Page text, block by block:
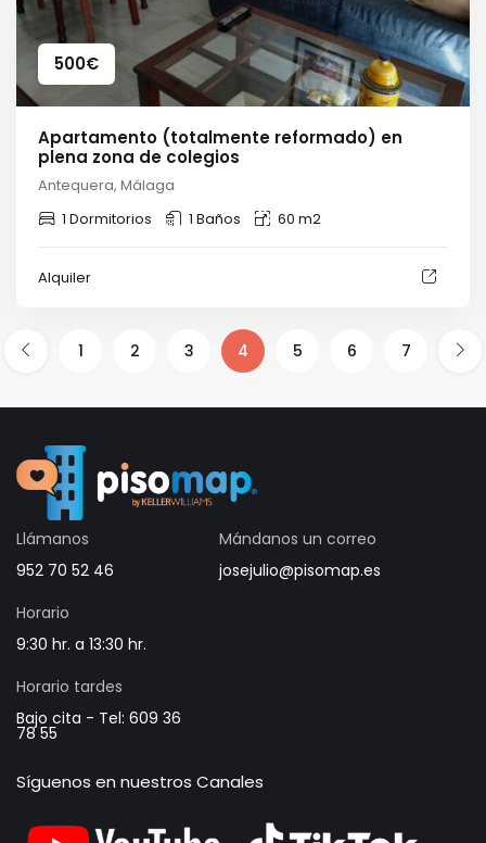
500€
Apartamento (totalmente reformado) en
plena zona de colegios
Antequera, Málaga
1 Dormitorios
1 Baños 60 m2
Alquiler
1 2 3 4 5 6 7
Llámanos
952 70 52 46
Mándanos un correo
josejulio@pisomap.es
Horario
9:30 hr. a 13:30 hr.
Horario tardes
Bajo cita - Tel: 609 36
78 55
Síguenos en nuestros Canales